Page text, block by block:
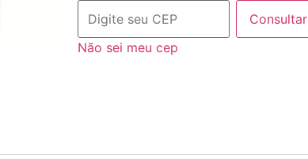
Consultar
Não sei meu cep